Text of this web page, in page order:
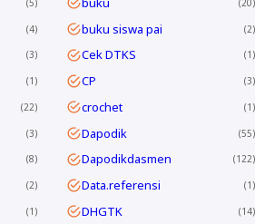
5 20
4 buku siswa pai 2
3 Cek DTKS 1
1 CP 3
22 crochet 1
3 Dapodik 55
8 Dapodikdasmen 122
2 Data.referensi 1
1 DHGTK 14